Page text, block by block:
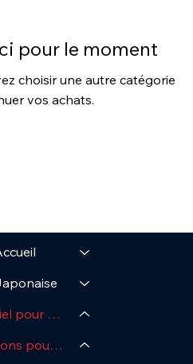
pour le moment
choisir une autre catégorie
vos achats.
Matériel pour Bassin
Filtrations pour bassins